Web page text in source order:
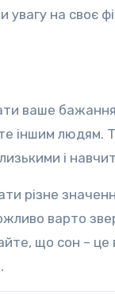
на своє
ваше
іншим
і
різне
варто
що сон – це